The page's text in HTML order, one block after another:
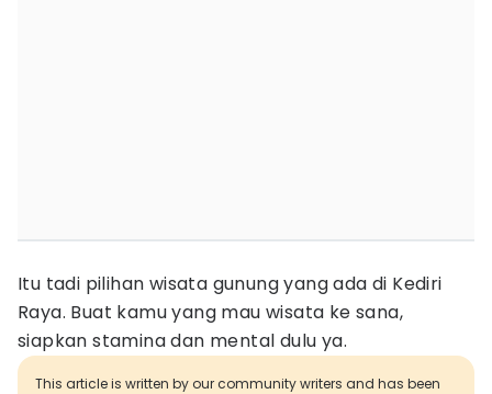
Itu tadi pilihan wisata gunung yang ada di Kediri
Raya. Buat kamu yang mau wisata ke sana,
siapkan stamina dan mental dulu ya.
This article is written by our community writers and has been